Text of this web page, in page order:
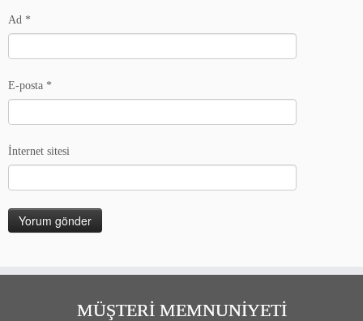
Ad *
E-posta *
İnternet sitesi
MÜŞTERİ MEMNUNİYETİ